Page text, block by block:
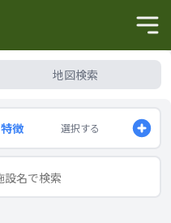
地図検索
特徴 選択する